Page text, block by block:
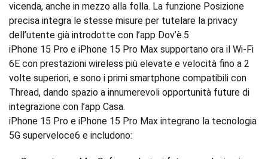
vicenda, anche in mezzo alla folla. La funzione Posizione
precisa integra le stesse misure per tutelare la privacy
dell’utente già introdotte con l’app Dov’è.5
iPhone 15 Pro e iPhone 15 Pro Max supportano ora il Wi-Fi
6E con prestazioni wireless più elevate e velocità fino a 2
volte superiori, e sono i primi smartphone compatibili con
Thread, dando spazio a innumerevoli opportunità future di
integrazione con l’app Casa.
iPhone 15 Pro e iPhone 15 Pro Max integrano la tecnologia
5G superveloce6 e includono: